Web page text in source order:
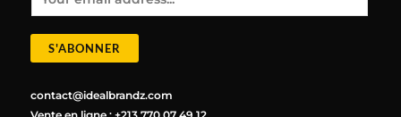
*
S'ABONNER
contact@idealbrandz.com